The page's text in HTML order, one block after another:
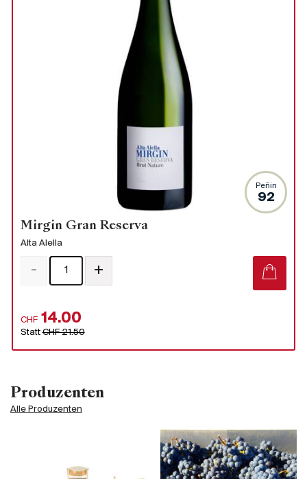
Produzenten
Alle Produzenten
Peñin
92
Mirgin Gran Reserva
Alta Alella
CHF 14.00
StattCHF 21.50
- +